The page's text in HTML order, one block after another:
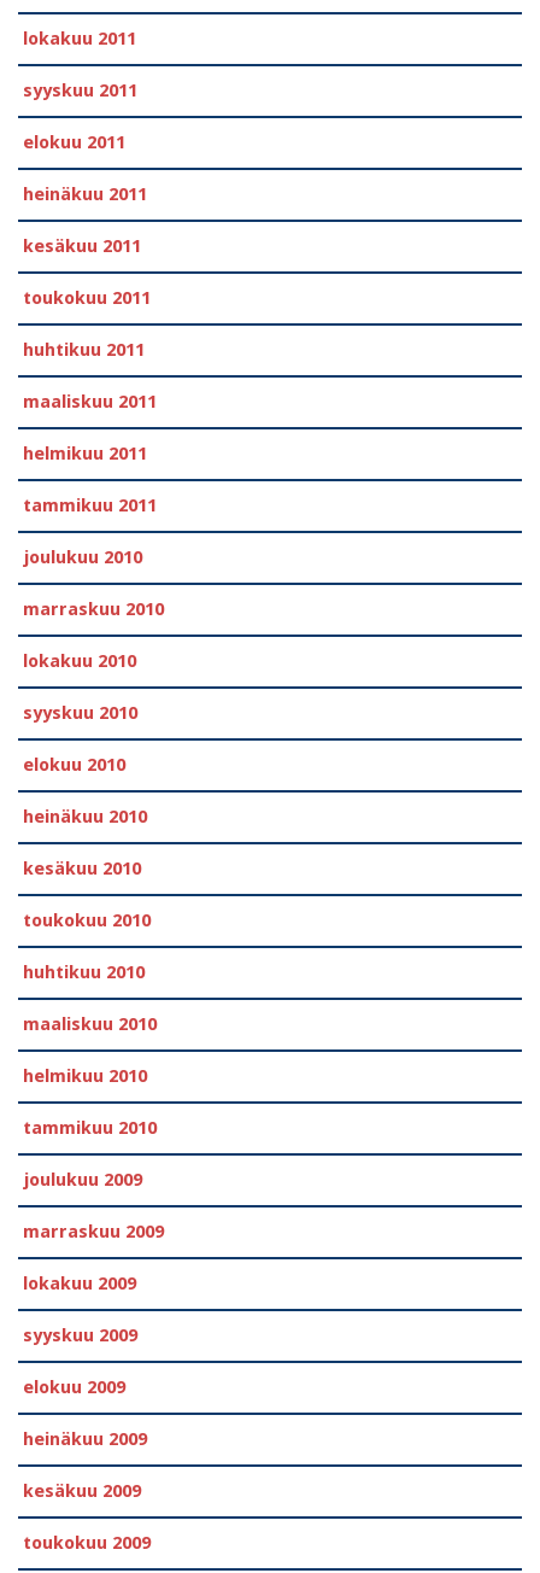
lokakuu 2011
syyskuu 2011
elokuu 2011
heinäkuu 2011
kesäkuu 2011
toukokuu 2011
huhtikuu 2011
maaliskuu 2011
helmikuu 2011
tammikuu 2011
joulukuu 2010
marraskuu 2010
lokakuu 2010
syyskuu 2010
elokuu 2010
heinäkuu 2010
kesäkuu 2010
toukokuu 2010
huhtikuu 2010
maaliskuu 2010
helmikuu 2010
tammikuu 2010
joulukuu 2009
marraskuu 2009
lokakuu 2009
syyskuu 2009
elokuu 2009
heinäkuu 2009
kesäkuu 2009
toukokuu 2009